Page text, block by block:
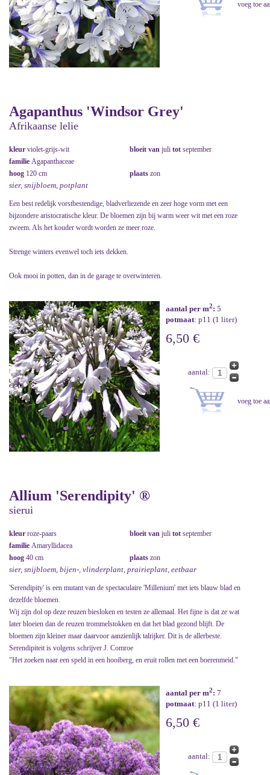
Agapanthus 'Windsor Grey'
Afrikaanse lelie
kleur violet-grijs-wit bloeit van juli tot september
familie Agapanthaceae
hoog 120 cm plaats zon
sier, snijbloem, potplant
Een best redelijk vorstbestendige, bladverliezende en zeer hoge vorm met een
bijzondere aristocratische kleur. De bloemen zijn bij warm weer wit met een roze
zweem. Als het kouder wordt worden ze meer roze.
Strenge winters evenwel toch iets dekken.
Ook mooi in potten, dan in de garage te overwinteren.
aantal per m2: 5
potmaat: p11 (1 liter)
6,50 €
aantal:
Allium 'Serendipity' ®
sierui
kleur roze-paars bloeit van juli tot september
familie Amaryllidacea
hoog 40 cm plaats zon
sier, snijbloem, bijen-, vlinderplant, prairieplant, eetbaar
'Serendipity' is een mutant van de spectaculaire 'Millenium' met iets blauw blad en
dezelfde bloemen.
Wij zijn dol op deze reuzen biesloken en testen ze allemaal. Het fijne is dat ze wat
later bloeien dan de reuzen trommelstokken en dat het blad gezond blijft. De
bloemen zijn kleiner maar daarvoor aanzienlijk talrijker. Dit is de allerbeste.
Serendipiteit is volgens schrijver J. Comroe
"Het zoeken naar een speld in een hooiberg, en eruit rollen met een boerenmeid."
aantal per m2: 7
potmaat: p11 (1 liter)
6,50 €
aantal: